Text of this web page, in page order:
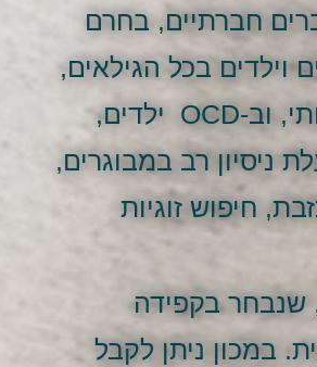
חברתיים, בחרם
וילדים בכל הגילאים,
החל מגיל 0. זאת לצד קשיי ויסות רגשי והתנהגותי, וב-OCD ילדים,
רב במבוגרים,
חיפוש זוגיות
שנבחר בקפידה
במכון ניתן לקבל